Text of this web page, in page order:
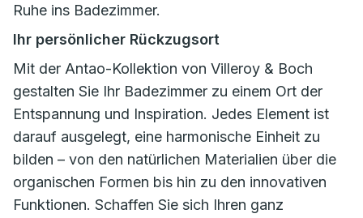
Ruhe ins Badezimmer.
Ihr persönlicher Rückzugsort
Mit der Antao-Kollektion von Villeroy & Boch
gestalten Sie Ihr Badezimmer zu einem Ort der
Entspannung und Inspiration. Jedes Element ist
darauf ausgelegt, eine harmonische Einheit zu
bilden – von den natürlichen Materialien über die
organischen Formen bis hin zu den innovativen
Funktionen. Schaffen Sie sich Ihren ganz